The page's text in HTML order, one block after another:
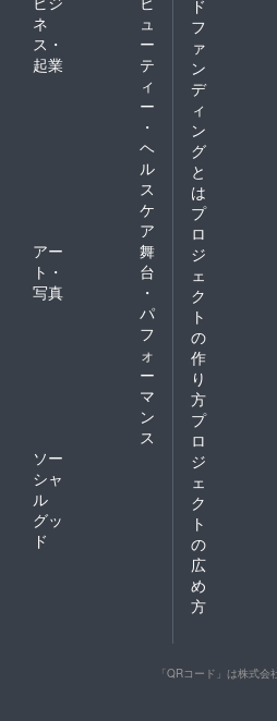
ネ
ス・
起業
ュ
ー
テ
ィ
ー
・
ヘ
ル
ス
ケ
ア
アー
ト・
写真
舞
台
・
パ
フ
ォ
ー
マ
ン
ス
ソー
シャ
ル
グッ
ド
ド
フ
ァ
ン
デ
ィ
ン
グ
と
は
プ
ロ
ジ
ェ
ク
ト
の
作
り
方
プ
ロ
ジ
ェ
ク
ト
の
広
め
方
「QRコード」は株式会